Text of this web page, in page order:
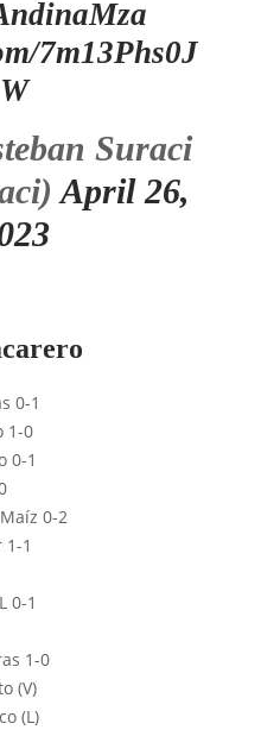
7m13Phs0J
W
Suraci
April 26,
0-1
1-0
0-1
0-2
1-1
0-1
1-0
(V)
(L)